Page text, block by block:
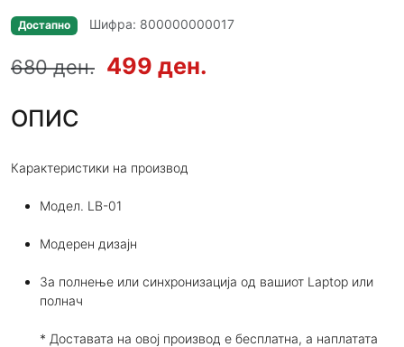
Достапно Шифра: 800000000017
680 ден. 499 ден.
ОПИС
Карактеристики на производ
Модел. LB-01
Модерен дизајн
За полнење или синхронизација од вашиот Laptop или
полнач
* Доставата на овој производ е бесплатна, а наплатата